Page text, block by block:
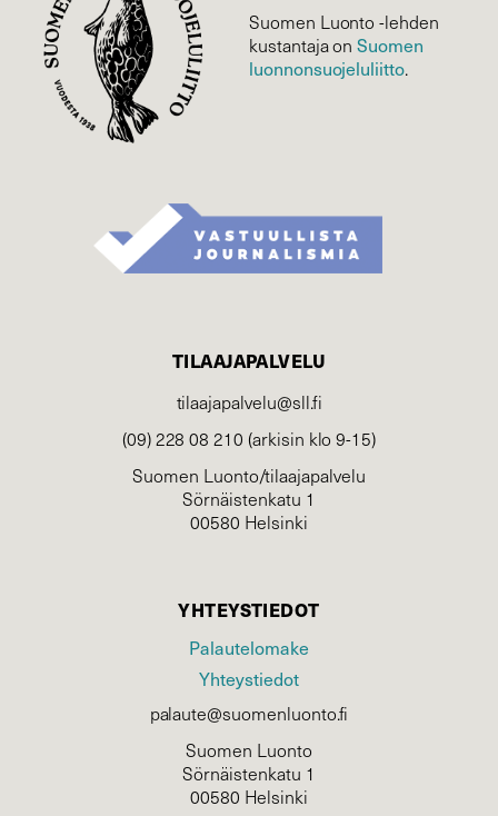
Suomen Luonto -lehden
kustantaja onSuomen
luonnonsuojelu­liitto.
TILAAJAPALVELU
tilaajapalvelu@sll.fi
(09) 228 08 210 (arkisin klo 9-15)
Suomen Luonto/tilaajapalvelu
Sörnäistenkatu 1
00580 Helsinki
YHTEYSTIEDOT
Palautelomake
Yhteystiedot
palaute@suomenluonto.fi
Suomen Luonto
Sörnäistenkatu 1
00580 Helsinki